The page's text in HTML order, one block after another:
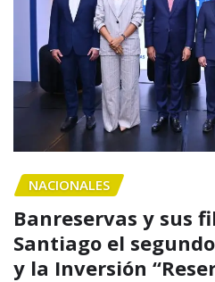
NACIONALES
Banreservas y sus
Santiago el
y la Inversión